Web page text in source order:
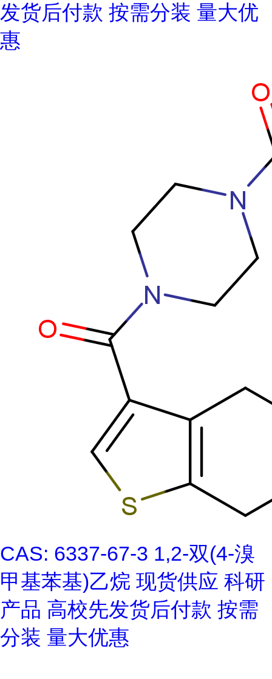
发货后付款 按需分装 量大优
惠
CAS: 6337-67-3 1,2-双(4-溴
甲基苯基)乙烷 现货供应 科研
产品 高校先发货后付款 按需
分装 量大优惠